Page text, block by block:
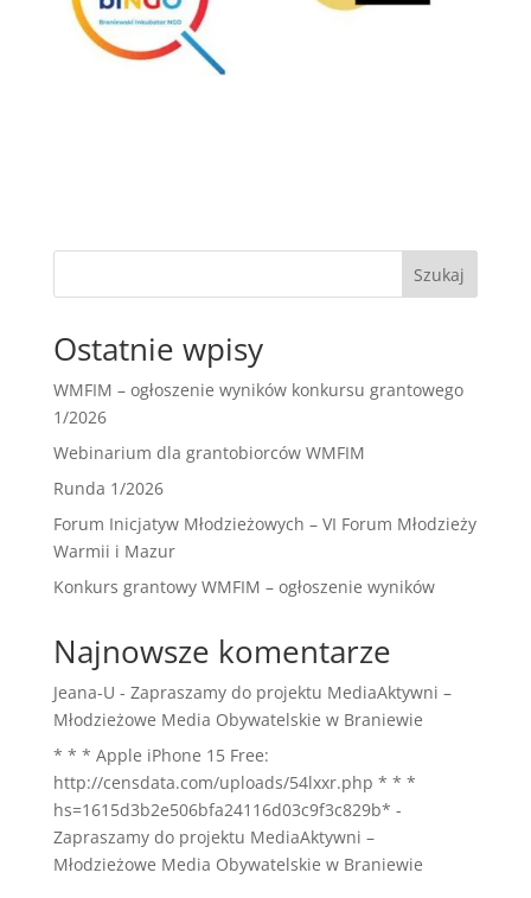
Szukaj
Ostatnie wpisy
WMFIM – ogłoszenie wyników konkursu grantowego
1/2026
Webinarium dla grantobiorców WMFIM
Runda 1/2026
Forum Inicjatyw Młodzieżowych – VI Forum Młodzieży
Warmii i Mazur
Konkurs grantowy WMFIM – ogłoszenie wyników
Najnowsze komentarze
Jeana-U - Zapraszamy do projektu MediaAktywni –
Młodzieżowe Media Obywatelskie w Braniewie
* * * Apple iPhone 15 Free:
http://censdata.com/uploads/54lxxr.php * * *
hs=1615d3b2e506bfa24116d03c9f3c829b* -
Zapraszamy do projektu MediaAktywni –
Młodzieżowe Media Obywatelskie w Braniewie